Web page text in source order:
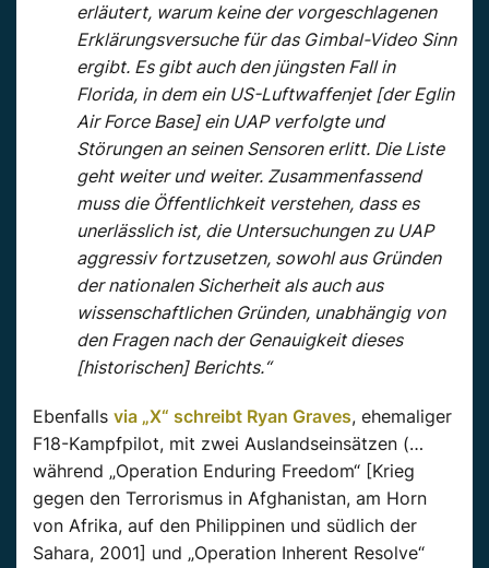
erläutert, warum keine der vorgeschlagenen
Erklärungsversuche für das Gimbal-Video Sinn
ergibt. Es gibt auch den jüngsten Fall in
Florida, in dem ein US-Luftwaffenjet [der Eglin
Air Force Base] ein UAP verfolgte und
Störungen an seinen Sensoren erlitt. Die Liste
geht weiter und weiter. Zusammenfassend
muss die Öffentlichkeit verstehen, dass es
unerlässlich ist, die Untersuchungen zu UAP
aggressiv fortzusetzen, sowohl aus Gründen
der nationalen Sicherheit als auch aus
wissenschaftlichen Gründen, unabhängig von
den Fragen nach der Genauigkeit dieses
[historischen] Berichts.“
Ebenfalls via „X“ schreibt Ryan Graves, ehemaliger
F18-Kampfpilot, mit zwei Auslandseinsätzen (…
während „Operation Enduring Freedom“ [Krieg
gegen den Terrorismus in Afghanistan, am Horn
von Afrika, auf den Philippinen und südlich der
Sahara, 2001] und „Operation Inherent Resolve“